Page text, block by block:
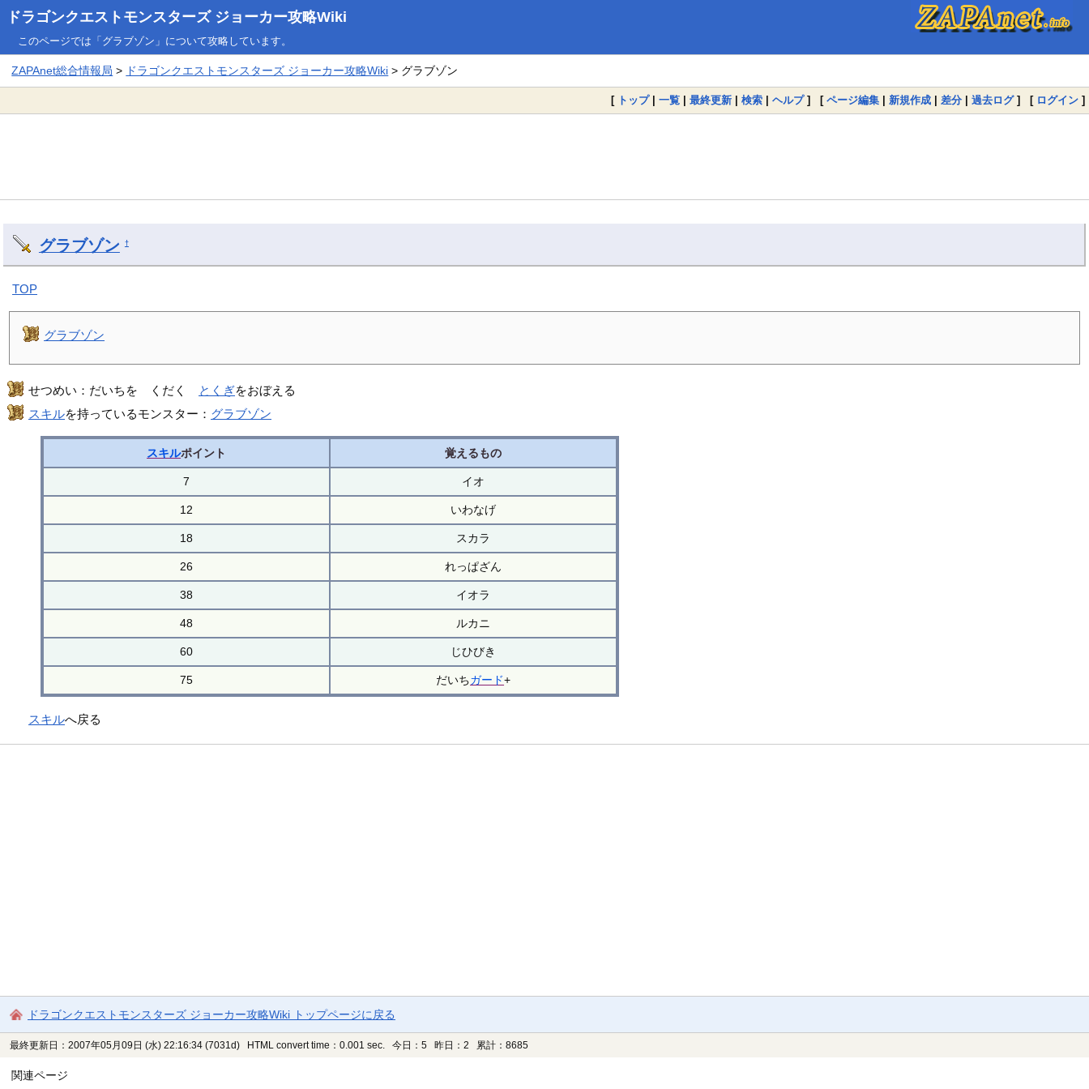
ドラゴンクエストモンスターズ ジョーカー攻略Wiki
このページでは「グラブゾン」について攻略しています。
ZAPAnet総合情報局 > ドラゴンクエストモンスターズ ジョーカー攻略Wiki > グラブゾン
[ トップ| 一覧 | 最終更新 | 検索 | ヘルプ] [ ページ編集 | 新規作成 | 差分 | 過去ログ] [ ログイン ]
グラブゾン †
TOP
グラブゾン
せつめい：だいちを くだく とくぎをおぼえる
スキルを持っているモンスター： グラブゾン
スキルポイント 覚えるもの
7 イオ
12 いわなげ
18 スカラ
26 れっぱざん
38 イオラ
48 ルカニ
60 じひびき
75 だいちガード+
スキルへ戻る
ドラゴンクエストモンスターズ ジョーカー攻略Wiki トップページに戻る
最終更新日：2007年05月09日 (水) 22:16:34 (7031d) HTML convert time：0.001 sec. 今日：5 昨日：2 累計：8685
関連ページ